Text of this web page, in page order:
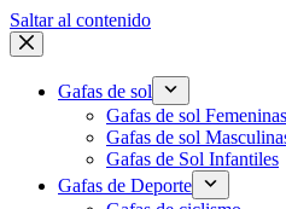
Saltar al contenido
Gafas de sol
Gafas de sol Femeninas
Gafas de sol
Gafas de Sol Infantiles
Gafas de Deporte